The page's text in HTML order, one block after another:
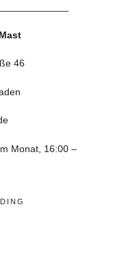
46
Monat, 16:00 –